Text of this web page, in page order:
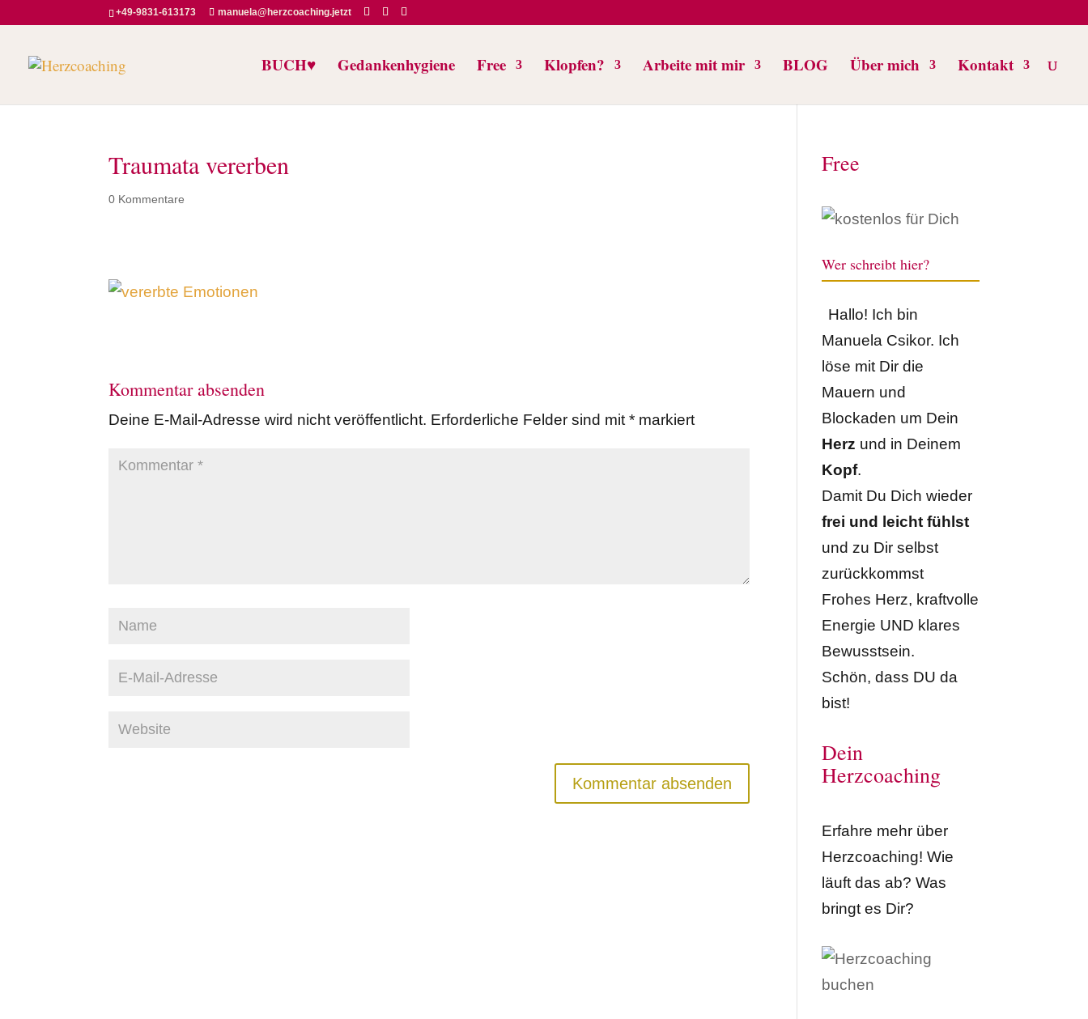
+49-9831-613173 manuela@herzcoaching.jetzt
BUCH♥️ Gedankenhygiene Free Klopfen? Arbeite mit mir BLOG Über mich Kontakt
Traumata vererben
0 Kommentare
Kommentar absenden
Deine E-Mail-Adresse wird nicht veröffentlicht. Erforderliche Felder sind mit* markiert
Free
Wer schreibt hier?
Hallo! Ich bin
Manuela Csikor. Ich
löse mit Dir die
Mauern und
Blockaden um Dein
Herz und in Deinem
Kopf.
Damit Du Dich wieder
frei und leicht fühlst
und zu Dir selbst
zurückkommst
Frohes Herz, kraftvolle
Energie UND klares
Bewusstsein.
Schön, dass DU da
bist!
Dein
Herzcoaching
Erfahre mehr über
Herzcoaching! Wie
läuft das ab? Was
bringt es Dir?